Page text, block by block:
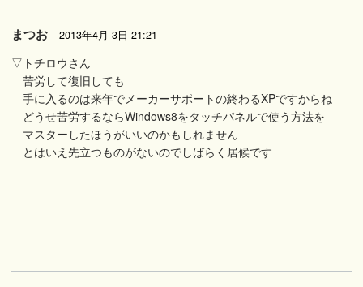
まつお 2013年4月 3日 21:21
▽トチロウさん
苦労して復旧しても
手に入るのは来年でメーカーサポートの終わるXPですからね
どうせ苦労するならWindows8をタッチパネルで使う方法を
マスターしたほうがいいのかもしれません
とはいえ先立つものがないのでしばらく居候です